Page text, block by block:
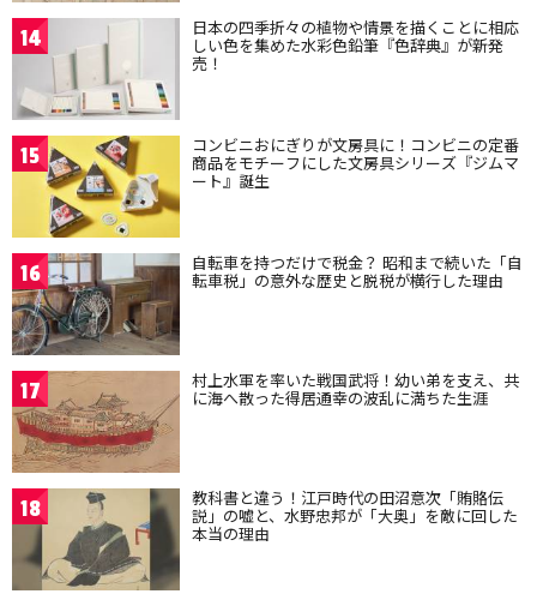
14 日本の四季折々の植物や情景を描くことに相応
しい色を集めた水彩色鉛筆『色辞典』が新発
売！
15 コンビニおにぎりが文房具に！コンビニの定番
商品をモチーフにした文房具シリーズ『ジムマ
ート』誕生
16 自転車を持つだけで税金？ 昭和まで続いた「自
転車税」の意外な歴史と脱税が横行した理由
17 村上水軍を率いた戦国武将！幼い弟を支え、共
に海へ散った得居通幸の波乱に満ちた生涯
18 教科書と違う！江戸時代の田沼意次「賄賂伝
説」の嘘と、水野忠邦が「大奥」を敵に回した
本当の理由